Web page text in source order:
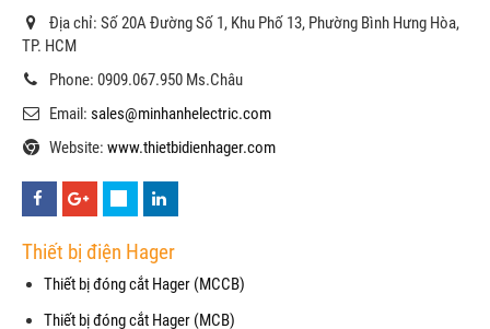
Địa chỉ: Số 20A Đường Số 1, Khu Phố 13, Phường Bình Hưng Hòa,
TP. HCM
Phone: 0909.067.950 Ms.Châu
Email: sales@minhanhelectric.com
Website: www.thietbidienhager.com
Thiết bị điện Hager
Thiết bị đóng cắt Hager (MCCB)
Thiết bị đóng cắt Hager (MCB)